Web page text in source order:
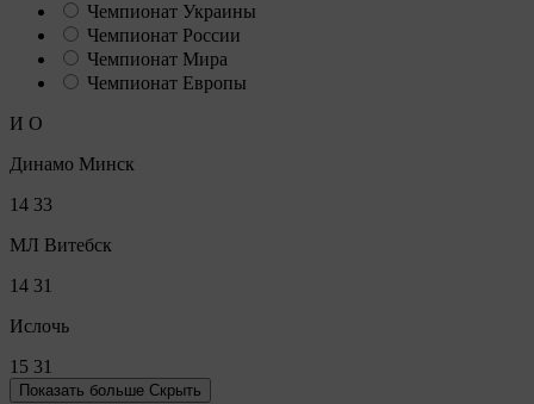
Чемпионат Украины
Чемпионат России
Чемпионат Мира
Чемпионат Европы
И О
Динамо Минск
14 33
МЛ Витебск
14 31
Ислочь
15 31
Показать больше Скрыть